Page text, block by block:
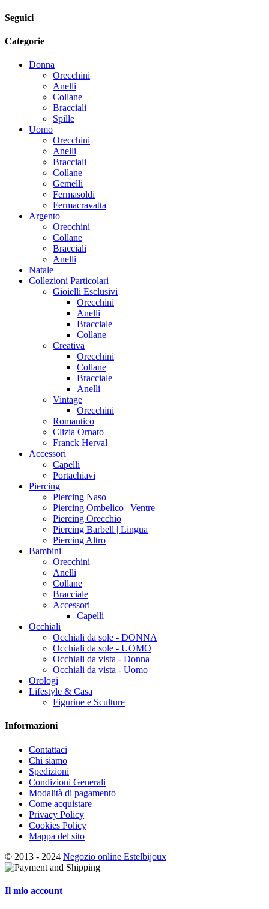
Seguici
Categorie
Donna
Orecchini
Anelli
Collane
Bracciali
Spille
Uomo
Orecchini
Anelli
Bracciali
Collane
Gemelli
Fermasoldi
Fermacravatta
Argento
Orecchini
Collane
Bracciali
Anelli
Natale
Collezioni Particolari
Gioielli Esclusivi
Orecchini
Anelli
Bracciale
Collane
Creativa
Orecchini
Collane
Bracciale
Anelli
Vintage
Orecchini
Romantico
Clizia Ornato
Franck Herval
Accessori
Capelli
Portachiavi
Piercing
Piercing Naso
Piercing Ombelico | Ventre
Piercing Orecchio
Piercing Barbell | Lingua
Piercing Altro
Bambini
Orecchini
Anelli
Collane
Bracciale
Accessori
Capelli
Occhiali
Occhiali da sole - DONNA
Occhiali da sole - UOMO
Occhiali da vista - Donna
Occhiali da vista - Uomo
Orologi
Lifestyle & Casa
Figurine e Sculture
Informazioni
Contattaci
Chi siamo
Spedizioni
Condizioni Generali
Modalità di pagamento
Come acquistare
Privacy Policy
Cookies Policy
Mappa del sito
© 2013 - 2024 Negozio online Estelbijoux
Il mio account